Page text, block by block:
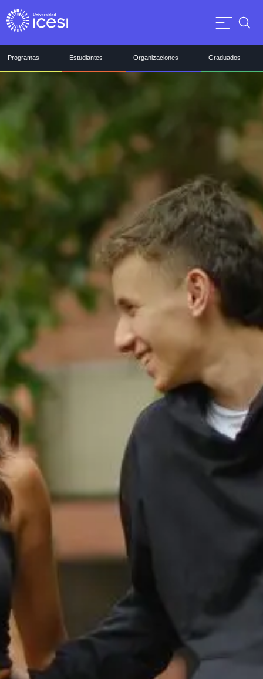
Programas Estudiantes Organizaciones Graduados